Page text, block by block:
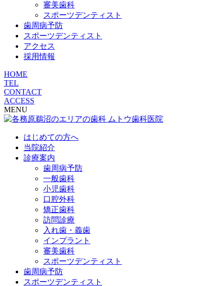
審美歯科
スポーツデンティスト
歯周病予防
スポーツデンティスト
アクセス
採用情報
HOME
TEL
CONTACT
ACCESS
MENU
はじめての方へ
当院紹介
診療案内
歯周病予防
一般歯科
小児歯科
口腔外科
矯正歯科
訪問診療
入れ歯・義歯
インプラント
審美歯科
スポーツデンティスト
歯周病予防
スポーツデンティスト